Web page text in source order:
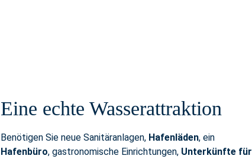
Eine echte Wasserattraktion
Benötigen Sie neue Sanitäranlagen, Hafenläden, ein
Hafenbüro, gastronomische Einrichtungen, Unterkünfte für